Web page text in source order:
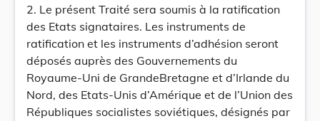
2. Le présent Traité sera soumis à la ratification
des Etats signataires. Les instruments de
ratification et les instruments d’adhésion seront
déposés auprès des Gouvernements du
Royaume-Uni de GrandeBretagne et d’Irlande du
Nord, des Etats-Unis d’Amérique et de l’Union des
Républiques socialistes soviétiques, désignés par